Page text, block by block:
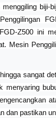
Z500 ini
Mesin
sangat
menyaring
dan pastikan